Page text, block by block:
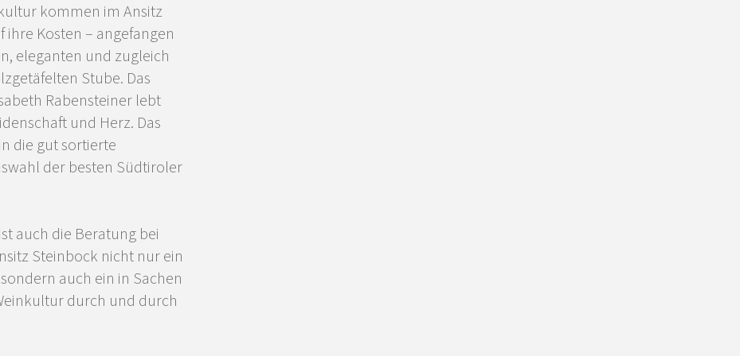
kommen im Ansitz
Kosten – angefangen
eleganten und zugleich
Stube. Das
Rabensteiner lebt
und Herz. Das
die gut sortierte
der besten Südtiroler
auch die Beratung bei
Steinbock nicht nur ein
auch ein in Sachen
durch und durch